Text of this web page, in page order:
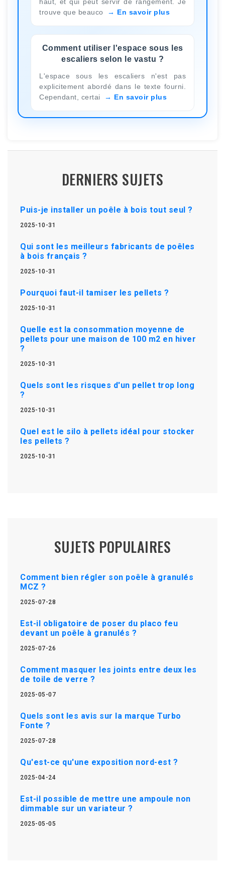
trouve que beauco
En savoir plus
Comment utiliser l'espace sous les
escaliers selon le vastu ?
L'espace sous les escaliers n'est pas
explicitement abordé dans le texte fourni.
Cependant, certai
En savoir plus
DERNIERS SUJETS
Puis-je installer un poêle à bois tout seul ?
2025-10-31
Qui sont les meilleurs fabricants de poêles
à bois français ?
2025-10-31
Pourquoi faut-il tamiser les pellets ?
2025-10-31
Quelle est la consommation moyenne de
pellets pour une maison de 100 m2 en hiver
?
2025-10-31
Quels sont les risques d'un pellet trop long
?
2025-10-31
Quel est le silo à pellets idéal pour stocker
les pellets ?
2025-10-31
SUJETS POPULAIRES
Comment bien régler son poêle à granulés
MCZ ?
2025-07-28
Est-il obligatoire de poser du placo feu
devant un poêle à granulés ?
2025-07-26
Comment masquer les joints entre deux les
de toile de verre ?
2025-05-07
Quels sont les avis sur la marque Turbo
Fonte ?
2025-07-28
Qu'est-ce qu'une exposition nord-est ?
2025-04-24
Est-il possible de mettre une ampoule non
dimmable sur un variateur ?
2025-05-05